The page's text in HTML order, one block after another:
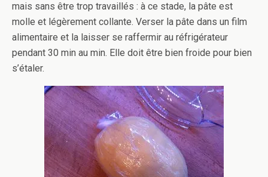
mais sans être trop travaillés : à ce stade, la pâte est
molle et légèrement collante. Verser la pâte dans un film
alimentaire et la laisser se raffermir au réfrigérateur
pendant 30 min au min. Elle doit être bien froide pour bien
s’étaler.